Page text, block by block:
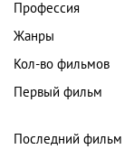
Профессия
Жанры
Кол-во фильмов
Первый фильм
Последний фильм